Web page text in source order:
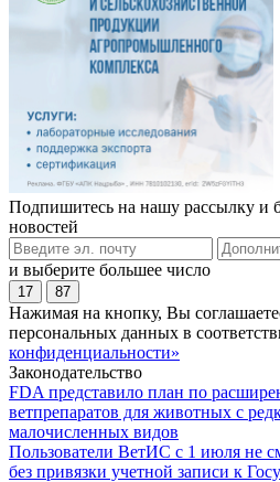
Подпишитесь на нашу рассылку и
новостей
и выберите большее число
17 87
Нажимая на кнопку, Вы
персональных данных в
конфиденциальности»
Законодательство
FDA представило план по
ветпрепаратов для животных с
малочисленных видов
Пользователи ВетИС с 1 июля не
без привязки учетной записи к